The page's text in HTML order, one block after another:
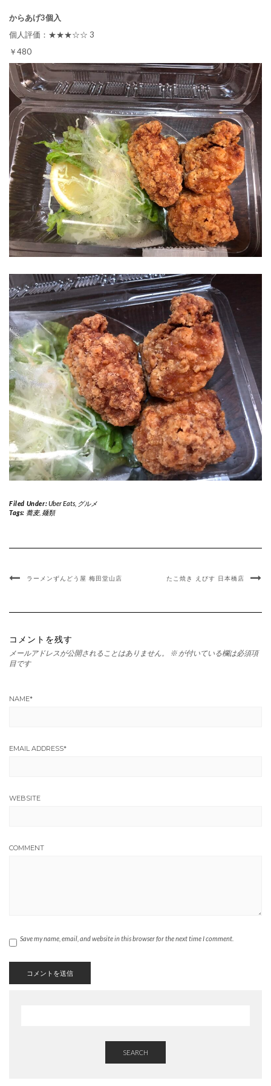
からあげ3個入
個人評価：★★★☆☆ 3
￥480
Filed Under:Uber Eats, グルメ
Tags: 蕎麦, 麺類
ラーメンずんどう屋 梅田堂山店 たこ焼き えびす 日本橋店
コメントを残す
メールアドレスが公開されることはありません。 ※ が付いている欄は必須項
目です
NAME*
EMAIL ADDRESS*
WEBSITE
COMMENT
Save my name, email, and website in this browser for the next time I comment.
SEARCH